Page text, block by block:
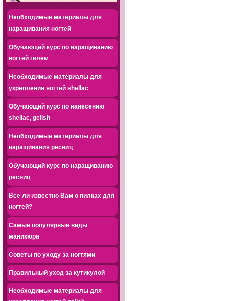
Необходимые материалы для
наращивания ногтей
Обучающий курс по наращиванию
ногтей гелем
Необходимые материалы для
укрепления ногтей shellac
Обучающий курс по нанесению
shellac, gelish
Необходимые материалы для
наращивания ресниц
Обучающий курс по наращиванию
ресниц
Все ли известно Вам о пилках для
ногтей?
Самые популярные виды
маникюра
Советы по уходу за ногтями
Правильный уход за кутикулой
Необходимые материалы для